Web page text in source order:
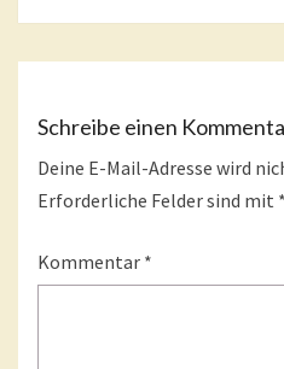
Schreibe einen
Deine E-Mail-Adresse wird
Erforderliche Felder sind mit *
Kommentar *